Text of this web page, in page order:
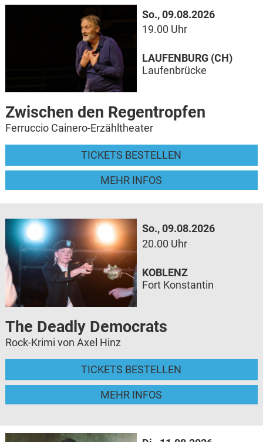
So., 09.08.2026
19.00 Uhr
Zwischen den Regentropfen
Ferruccio Cainero-Erzähltheater
TICKETS BESTELLEN
MEHR INFOS
LAUFENBURG (CH)
Laufenbrücke
So., 09.08.2026
20.00 Uhr
The Deadly Democrats
Rock-Krimi von Axel Hinz
TICKETS BESTELLEN
MEHR INFOS
KOBLENZ
Fort Konstantin